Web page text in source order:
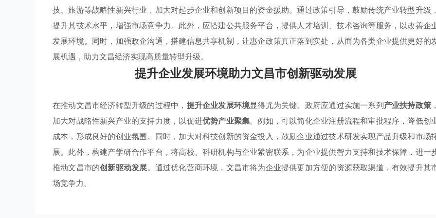
技、旅游等战略性新兴行业，加大对起步企业和创新项目的资金援助。通过政策引导，鼓励传统产业转型升级，
提升其技术水平，增强市场竞争力。此外，应搭建公共服务平台，提供人才培训、技术咨询等服务，以改善企
发展环境。同时，加强政企沟通，搭建信息共享机制，让惠企政策真正落到实处，从而为各类企业提供更好的
展机遇，助力文昌经济实现高质量转型升级。
提升企业发展环境助力文昌市创新驱动发展
在推动文昌市经济转型升级的过程中， 提升企业发展环境显得尤为关键。政府应通过实施一系列产业扶持政策 ，
加大对战略性新兴产业的支持力度，以促进优势产业聚集。例如，可以简化企业注册流程和审批程序，降低创
成本，形成良好的创业氛围。同时，加大对科技创新的资金投入，鼓励企业通过技术研发实现产品升级和市场
展。此外，构建产学研合作平台，将高校、科研机构与企业紧密联系，为企业提供智力支持和技术保障，进一
推动文昌市的创新驱动发展。通过优化营商环境，文昌市将为企业提供更加方便的资源获取渠道，有效提升其
场竞争力。